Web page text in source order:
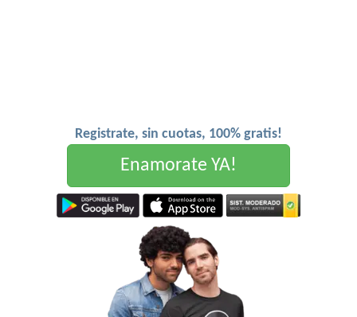
Registrate, sin cuotas, 100% gratis!
Enamorate YA!